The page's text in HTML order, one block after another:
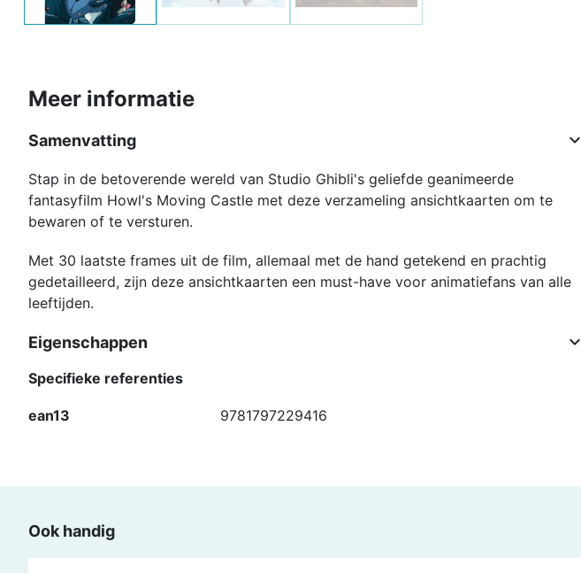
Meer informatie
Samenvatting 
Stap in de betoverende wereld van Studio Ghibli's geliefde geanimeerde
fantasyfilm Howl's Moving Castle met deze verzameling ansichtkaarten om te
bewaren of te versturen.
Met 30 laatste frames uit de film, allemaal met de hand getekend en prachtig
gedetailleerd, zijn deze ansichtkaarten een must-have voor animatiefans van alle
leeftijden.
Eigenschappen 
Specifieke referenties
ean13 9781797229416
Ook handig